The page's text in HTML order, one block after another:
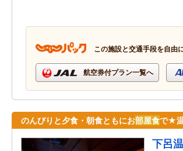
この施設と交通手段を自由
航空券付プラン一覧へ
のんびりと夕食・朝食ともにお部屋食で★
下呂